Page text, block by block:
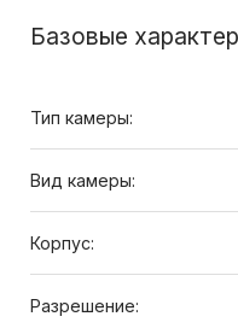
Базовые
Тип камеры:
Вид камеры:
Корпус:
Разрешение: